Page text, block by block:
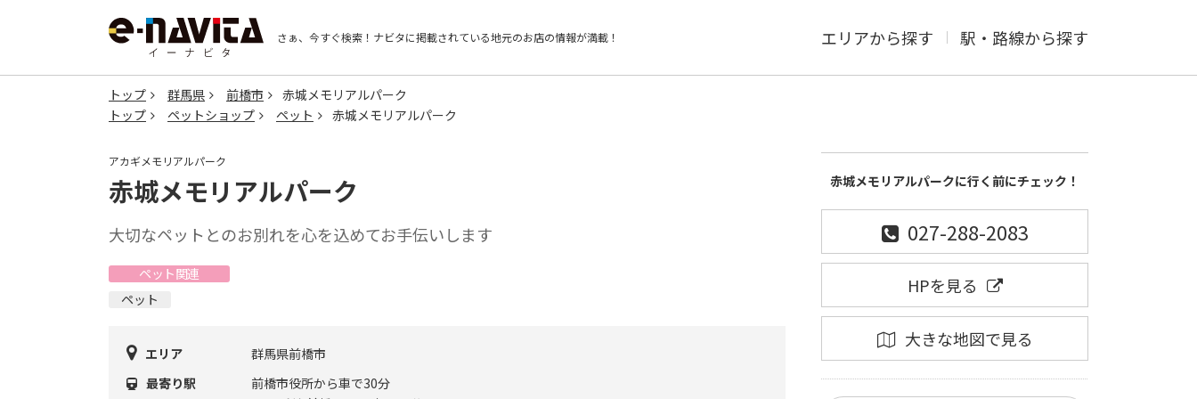
さぁ、今すぐ検索！ ナビタに掲載されている地元のお店の情報が満載！ エリアから探す 駅・路線から探す
トップ 群馬県 前橋市
赤城メモリアルパーク
トップ
ペットショップ ペット 赤城メモリアルパーク
アカギメモリアルパーク
赤城メモリアルパーク
大切なペットとのお別れを心を込めてお手伝いします
ペット関連
ペット
エリア
群馬県前橋市
最寄り駅
前橋市役所から車で30分
赤城メモリアルパークに行く前にチェック！
027-288-2083
HPを見る
大きな地図で見る